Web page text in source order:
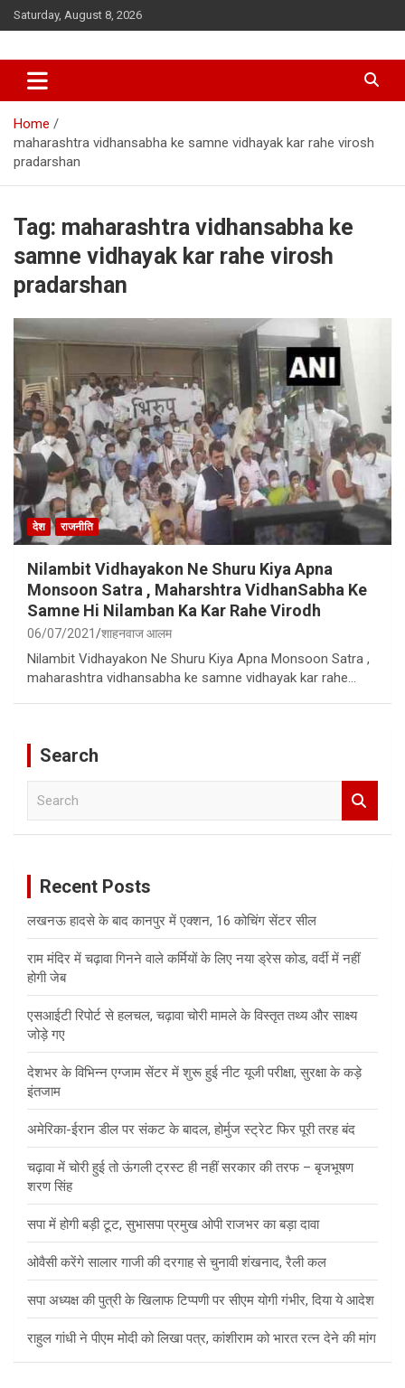
Skip
to
Saturday, August 8, 2026
Home
maharashtra vidhansabha ke samne vidhayak kar rahe virosh
pradarshan
Tag: maharashtra vidhansabha ke
samne vidhayak kar rahe virosh
pradarshan
देश राजनीति
Nilambit Vidhayakon Ne Shuru Kiya Apna
Monsoon Satra , Maharshtra VidhanSabha Ke
Samne Hi Nilamban Ka Kar Rahe Virodh
06/07/2021 शाहनवाज आलम
Nilambit Vidhayakon Ne Shuru Kiya Apna Monsoon Satra ,
maharashtra vidhansabha ke samne vidhayak kar rahe…
Search
Recent Posts
लखनऊ हादसे के बाद कानपुर में एक्शन, 16 कोचिंग सेंटर सील
राम मंदिर में चढ़ावा गिनने वाले कर्मियों के लिए नया ड्रेस कोड, वर्दी में नहीं
होगी जेब
एसआईटी रिपोर्ट से हलचल, चढ़ावा चोरी मामले के विस्तृत तथ्य और साक्ष्य
जोड़े गए
देशभर के विभिन्न एग्जाम सेंटर में शुरू हुई नीट यूजी परीक्षा, सुरक्षा के कड़े
इंतजाम
अमेरिका-ईरान डील पर संकट के बादल, होर्मुज स्ट्रेट फिर पूरी तरह बंद
चढ़ावा में चोरी हुई तो ऊंगली ट्रस्ट ही नहीं सरकार की तरफ – बृजभूषण
शरण सिंह
सपा में होगी बड़ी टूट, सुभासपा प्रमुख ओपी राजभर का बड़ा दावा
ओवैसी करेंगे सालार गाजी की दरगाह से चुनावी शंखनाद, रैली कल
सपा अध्यक्ष की पुत्री के खिलाफ टिप्पणी पर सीएम योगी गंभीर, दिया ये आदेश
राहुल गांधी ने पीएम मोदी को लिखा पत्र, कांशीराम को भारत रत्न देने की मांग